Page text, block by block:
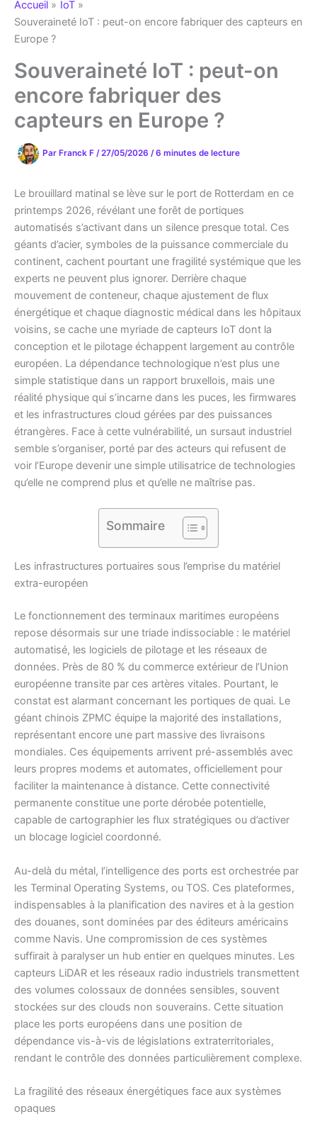
Accueil
IoT
Souveraineté IoT : peut-on encore fabriquer des capteurs en
Europe ?
Souveraineté IoT : peut-on
encore fabriquer des
capteurs en Europe ?
Par Franck F /27/05/2026 /6 minutes de lecture
Le brouillard matinal se lève sur le port de Rotterdam en ce
printemps 2026, révélant une forêt de portiques
automatisés s’activant dans un silence presque total. Ces
géants d’acier, symboles de la puissance commerciale du
continent, cachent pourtant une fragilité systémique que les
experts ne peuvent plus ignorer. Derrière chaque
mouvement de conteneur, chaque ajustement de flux
énergétique et chaque diagnostic médical dans les hôpitaux
voisins, se cache une myriade de capteurs IoT dont la
conception et le pilotage échappent largement au contrôle
européen. La dépendance technologique n’est plus une
simple statistique dans un rapport bruxellois, mais une
réalité physique qui s’incarne dans les puces, les firmwares
et les infrastructures cloud gérées par des puissances
étrangères. Face à cette vulnérabilité, un sursaut industriel
semble s’organiser, porté par des acteurs qui refusent de
voir l’Europe devenir une simple utilisatrice de technologies
qu’elle ne comprend plus et qu’elle ne maîtrise pas.
Sommaire
Les infrastructures portuaires sous l’emprise du matériel
extra-européen
Le fonctionnement des terminaux maritimes européens
repose désormais sur une triade indissociable : le matériel
automatisé, les logiciels de pilotage et les réseaux de
données. Près de 80 % du commerce extérieur de l’Union
européenne transite par ces artères vitales. Pourtant, le
constat est alarmant concernant les portiques de quai. Le
géant chinois ZPMC équipe la majorité des installations,
représentant encore une part massive des livraisons
mondiales. Ces équipements arrivent pré-assemblés avec
leurs propres modems et automates, officiellement pour
faciliter la maintenance à distance. Cette connectivité
permanente constitue une porte dérobée potentielle,
capable de cartographier les flux stratégiques ou d’activer
un blocage logiciel coordonné.
Au-delà du métal, l’intelligence des ports est orchestrée par
les Terminal Operating Systems, ou TOS. Ces plateformes,
indispensables à la planification des navires et à la gestion
des douanes, sont dominées par des éditeurs américains
comme Navis. Une compromission de ces systèmes
suffirait à paralyser un hub entier en quelques minutes. Les
capteurs LiDAR et les réseaux radio industriels transmettent
des volumes colossaux de données sensibles, souvent
stockées sur des clouds non souverains. Cette situation
place les ports européens dans une position de
dépendance vis-à-vis de législations extraterritoriales,
rendant le contrôle des données particulièrement complexe.
La fragilité des réseaux énergétiques face aux systèmes
opaques